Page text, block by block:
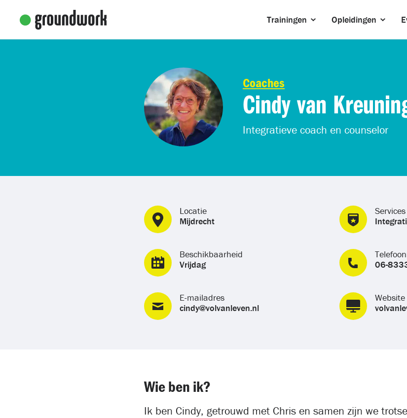
Trainingen Opleidingen
Coaches
Cindy van
Integratieve coach en counselor
Locatie
Mijdrecht
Services
Beschikbaarheid
Vrijdag
06-
E-mailadres
cindy@volvanleven.nl
Website
Wie ben ik?
Ik ben Cindy, getrouwd met Chris en samen zijn we